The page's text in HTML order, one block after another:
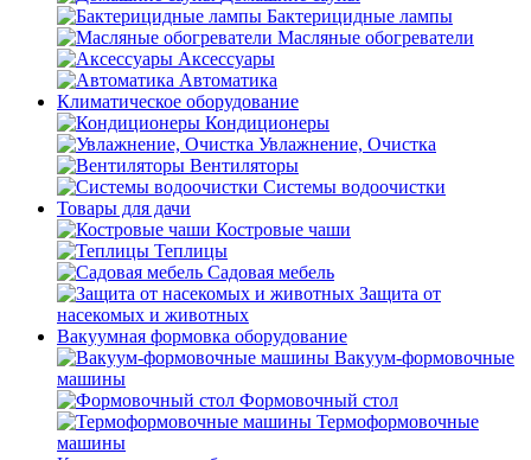
Бактерицидные лампы
Масляные обогреватели
Аксессуары
Автоматика
Климатическое оборудование
Кондиционеры
Увлажнение, Очистка
Вентиляторы
Системы водоочистки
Товары для дачи
Костровые чаши
Теплицы
Садовая мебель
Защита от
насекомых и животных
Вакуумная формовка оборудование
Вакуум-формовочные
машины
Формовочный стол
Термоформовочные
машины